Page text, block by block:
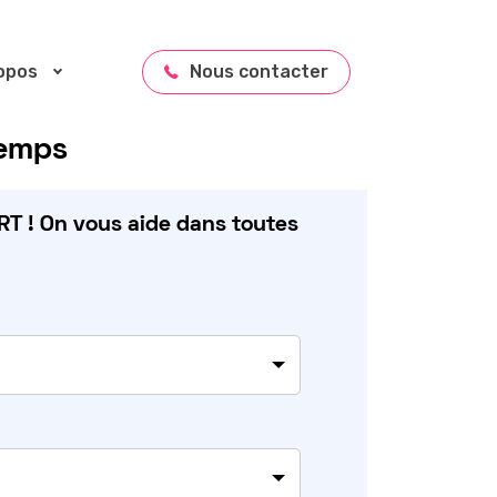
Nous contacter
! On vous aide dans toutes